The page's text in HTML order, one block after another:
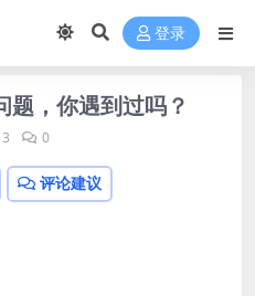
登录
题，你遇到过吗？
0
评论建议